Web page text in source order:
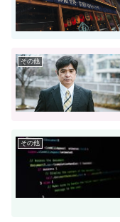
その他
その他